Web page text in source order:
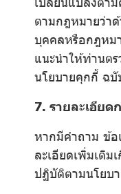
ตามกฎหมายว่า
บุคคลหรือกฎหม
แนะนำให้ท่านต
นโยบายคุกกี้ ฉบั
7. รายละเอียด
หากมีคำถาม ข้อ
ละเอียดเพิ่มเติม
ปฏิบัติตามนโยบ